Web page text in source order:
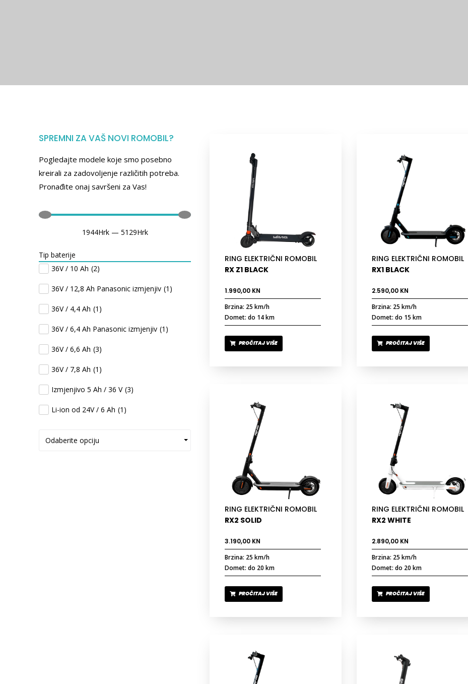
SPREMNI ZA VAŠ NOVI ROMOBIL?
Pogledajte modele koje smo posebno
kreirali za zadovoljenje različitih potreba.
Pronađite onaj savršeni za Vas!
1944Hrk— 5129Hrk
Tip baterije
36V / 10 Ah (2)
36V / 12,8 Ah Panasonic izmjenjiv (1 )
36V / 4,4 Ah (1 )
36V / 6,4 Ah Panasonic izmjenjiv (1 )
36V / 6,6 Ah (3)
36V / 7,8 Ah (1 )
Izmjenjivo 5 Ah / 36 V (3)
Li-ion od 24V / 6 Ah (1 )
Odaberite opciju
RING ELEKTRIČNI ROMOBIL
RX Z1 BLACK
1.990,00 KN
Brzina: 25 km/h
Domet: do 14 km
PROČITAJ VIŠE
RING ELEKTRIČNI ROMOBIL
RX1 BLACK
2.590,00 KN
Brzina: 25 km/h
Domet: do 15 km
PROČITAJ VIŠE
RING ELEKTRIČNI ROMOBIL
RX2 SOLID
3.190,00 KN
Brzina: 25 km/h
Domet: do 20 km
PROČITAJ VIŠE
RING ELEKTRIČNI ROMOBIL
RX2 WHITE
2.890,00 KN
Brzina: 25 km/h
Domet: do 20 km
PROČITAJ VIŠE